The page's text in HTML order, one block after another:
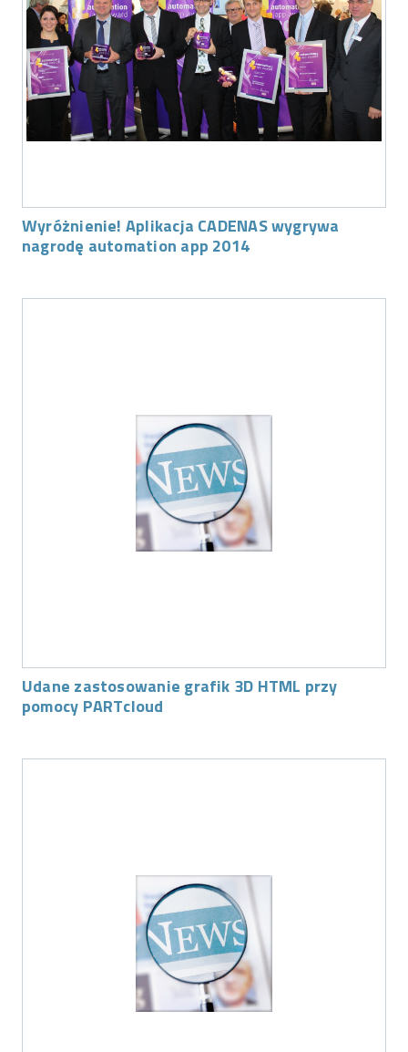
Wyróżnienie! Aplikacja CADENAS wygrywa
nagrodę automation app 2014
Udane zastosowanie grafik 3D HTML przy
pomocy PARTcloud